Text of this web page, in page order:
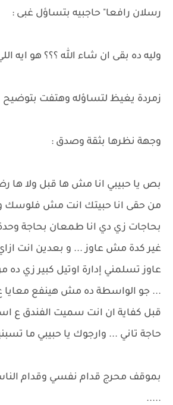
رسلان رافعا" حاجبيه بتساؤل غبى :
وليه ده بقى ان شاء الله ؟؟؟ هو ايه
زمردة يغيظ لتساؤله وهتفت بتوضيح
وجهة نظرها بثقة وصدق :
بص يا حبيبي انا مش ها قبل ولا ها
من حقى انا حبيتك انت مش فلوسك
بحاجات زي دي انا طمعان بحاجة
غير كدة مش عاوز ... و بعدين انت
عاوز تسلمني إدارة اوتيل كبير زي ده
... جو الواسطة ده مش هينفع
قبل كفاية ان انت سميت الفندق ع
حاجة تاني ... وارجوك يا حبيبي ما
بموقف محرج قدام نفسي وقدام
.....